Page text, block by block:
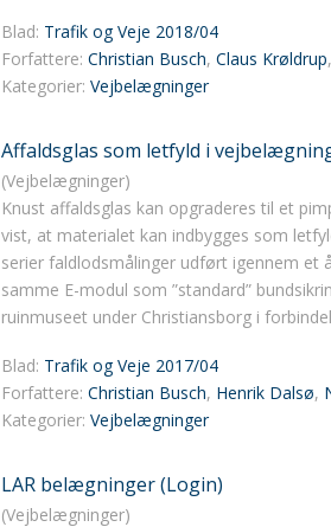
Blad: Trafik og Veje 2018/04
Forfattere: Christian Busch, Claus Krøldrup,
Kategorier: Vejbelægninger
Affaldsglas som letfyld i
(Vejbelægninger)
Knust affaldsglas kan opgraderes til et
vist, at materialet kan indbygges som
serier faldlodsmålinger udført igennem et
samme E-modul som ”standard”
ruinmuseet under Christiansborg i
Blad: Trafik og Veje 2017/04
Forfattere: Christian Busch, Henrik Dalsø,
Kategorier: Vejbelægninger
LAR belægninger (Login)
(Vejbelægninger)